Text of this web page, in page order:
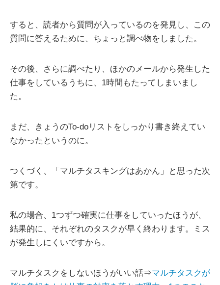
すると、読者から質問が入っているのを発見し、この
質問に答えるために、ちょっと調べ物をしました。
その後、さらに調べたり、ほかのメールから発生した
仕事をしているうちに、1時間もたってしまいまし
た。
まだ、きょうのTo-doリストをしっかり書き終えてい
なかったというのに。
つくづく、「マルチタスキングはあかん」と思った次
第です。
私の場合、1つずつ確実に仕事をしていったほうが、
結果的に、それぞれのタスクが早く終わります。ミス
が発生しにくいですから。
マルチタスクをしないほうがいい話⇒マルチタスクが